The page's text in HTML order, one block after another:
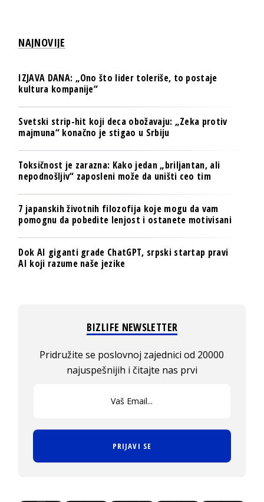
NAJNOVIJE
IZJAVA DANA: „Ono što lider toleriše, to postaje
kultura kompanije“
Svetski strip-hit koji deca obožavaju: „Zeka protiv
majmuna“ konačno je stigao u Srbiju
Toksičnost je zarazna: Kako jedan „briljantan, ali
nepodnošljiv“ zaposleni može da uništi ceo tim
7 japanskih životnih filozofija koje mogu da vam
pomognu da pobedite lenjost i ostanete motivisani
Dok AI giganti grade ChatGPT, srpski startap pravi
AI koji razume naše jezike
BIZLIFE NEWSLETTER
Pridružite se poslovnoj zajednici od 20000
najuspešnijih i čitajte nas prvi
PRIJAVI SE